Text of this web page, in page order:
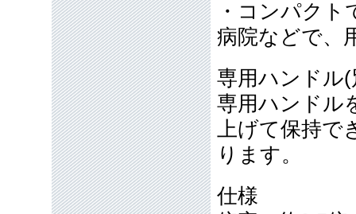
・コンパク
病院などで、
専用ハンドル(
専用ハンドル
上げて保持
ります。
仕様